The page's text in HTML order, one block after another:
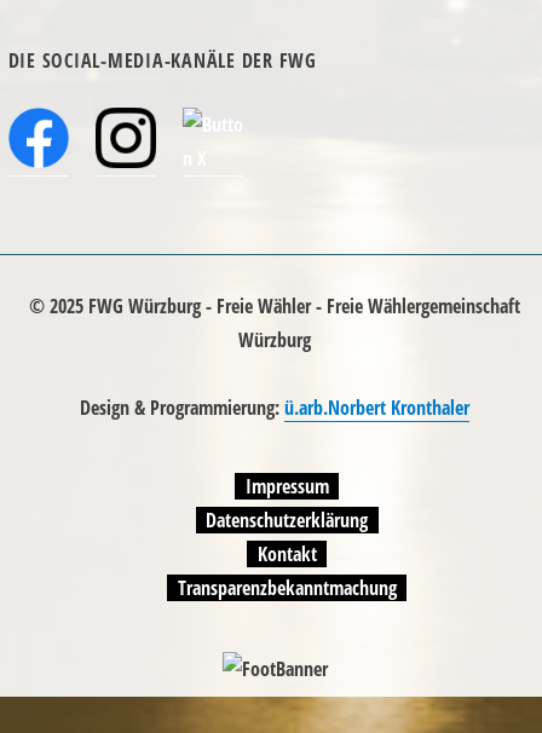
DIE SOCIAL-MEDIA-KANÄLE DER FWG
© 2025 FWG Würzburg - Freie Wähler - Freie Wählergemeinschaft
Würzburg
Design & Programmierung:ü.arb.Norbert Kronthaler
Impressum
Datenschutzerklärung
Kontakt
Transparenzbekanntmachung